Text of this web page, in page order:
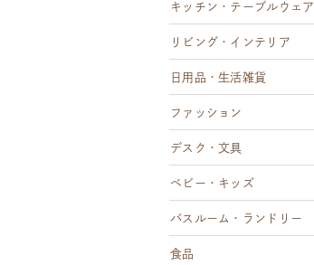
キッチン・テーブルウェア
リビング・インテリア
日用品・生活雑貨
ファッション
デスク・文具
ベビー・キッズ
バスルーム・ランドリー
食品